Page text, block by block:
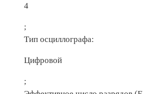
4
;
Тип осциллографа:
Цифровой
;